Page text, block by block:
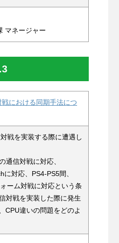
マネージャー
における同期手法につ
戦を実装する際に遭遇し
通信対戦に対応、
対応、PS4-PS5間、
ーム対戦に対応という条
対戦を実装した際に発生
CPU違いの問題をどのよ